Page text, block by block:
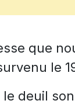
que
le
le deuil